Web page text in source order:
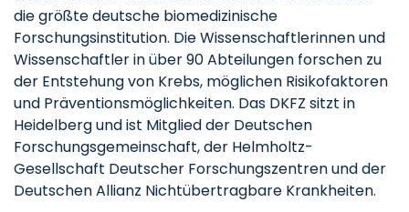
die größte deutsche biomedizinische
Forschungsinstitution. Die Wissenschaftlerinnen und
Wissenschaftler in über 90 Abteilungen forschen zu
der Entstehung von Krebs, möglichen Risikofaktoren
und Präventionsmöglichkeiten. Das DKFZ sitzt in
Heidelberg und ist Mitglied der Deutschen
Forschungsgemeinschaft, der Helmholtz-
Gesellschaft Deutscher Forschungszentren und der
Deutschen Allianz Nichtübertragbare Krankheiten.